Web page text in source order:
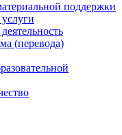
поддержки
(перевода)